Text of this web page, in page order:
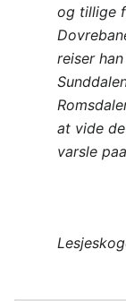
og tillige
reiser
at vide
varsle